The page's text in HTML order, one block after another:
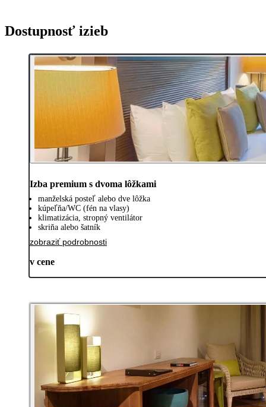
Dostupnosť izieb
Izba premium s dvoma lôžkami
manželská posteľ alebo dve lôžka
kúpeľňa/WC (fén na vlasy)
klimatizácia, stropný ventilátor
skriňa alebo šatník
zobraziť podrobnosti
v cene